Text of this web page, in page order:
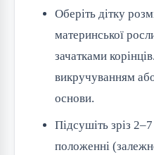
Оберіть дітку
материнської
зачатками
викручуванням
основи.
Підсушіть зріз
положенні